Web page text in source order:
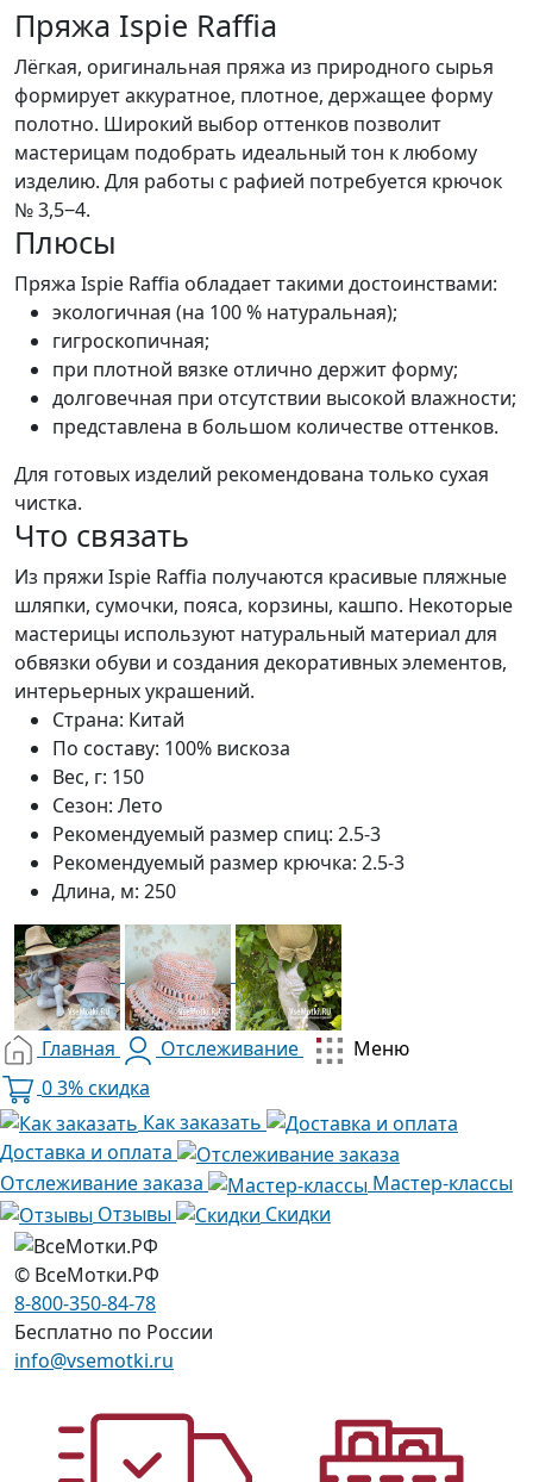
Пряжа Ispie Raffia
Лёгкая, оригинальная пряжа из природного сырья
формирует аккуратное, плотное, держащее форму
полотно. Широкий выбор оттенков позволит
мастерицам подобрать идеальный тон к любому
изделию. Для работы с рафией потребуется крючок
№ 3,5‒4.
Плюсы
Пряжа Ispie Raffia обладает такими достоинствами:
экологичная (на 100 % натуральная);
гигроскопичная;
при плотной вязке отлично держит форму;
долговечная при отсутствии высокой влажности;
представлена в большом количестве оттенков.
Для готовых изделий рекомендована только сухая
чистка.
Что связать
Из пряжи Ispie Raffia получаются красивые пляжные
шляпки, сумочки, пояса, корзины, кашпо. Некоторые
мастерицы используют натуральный материал для
обвязки обуви и создания декоративных элементов,
интерьерных украшений.
Страна: Китай
По составу: 100% вискоза
Вес, г: 150
Сезон: Лето
Рекомендуемый размер спиц: 2.5-3
Рекомендуемый размер крючка: 2.5-3
Длина, м: 250
Главная Отслеживание
Меню
03% скидка
Как заказать
Доставка и оплата
Отслеживание заказа
Мастер-классы
Отзывы
Скидки
© ВсеМотки.РФ
8-800-350-84-78
Бесплатно по России
info@vsemotki.ru